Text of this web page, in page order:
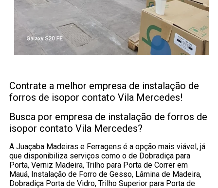
Contrate a melhor empresa de instalação de
forros de isopor contato Vila Mercedes!
Busca por empresa de instalação de forros de
isopor contato Vila Mercedes?
A Juaçaba Madeiras e Ferragens é a opção mais viável, já
que disponibiliza serviços como o de Dobradiça para
Porta, Verniz Madeira, Trilho para Porta de Correr em
Mauá, Instalação de Forro de Gesso, Lâmina de Madeira,
Dobradiça Porta de Vidro, Trilho Superior para Porta de